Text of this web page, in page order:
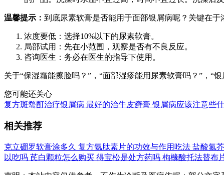
温馨提示： 到底尿素软膏是否能用于面部银屑病呢？关键在于
浓度要低：选择10%以下的尿素软膏。
局部试用：先在小范围，观察是否有不良反应。
咨询医生：务必在医生的指导下使用。
关于“保湿霜能擦脸吗？”，“面部湿疹能用尿素软膏吗？”，“
您可能还关心
复方斑蝥酊治疗银屑病 最好的治牛皮癣膏 银屑病应该注意些
相关推荐
克立硼罗软膏涂多久 复方氨肽素片的功效与作用吃法 盐酸氮
以吃吗 芪白颗粒怎么购买 得宝松是处方药吗 枸橼酸托法替布